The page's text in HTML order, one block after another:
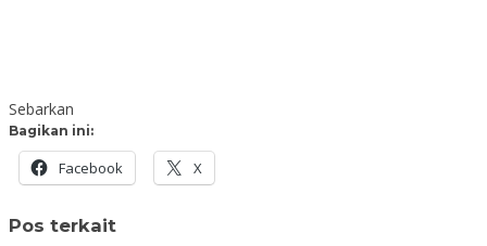
Sebarkan
Bagikan ini:
Facebook X
Pos terkait